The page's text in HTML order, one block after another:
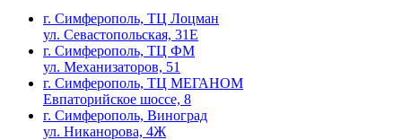
г. Симферополь, ТЦ Лоцман
ул. Севастопольская, 31Е
г. Симферополь, ТЦ ФМ
ул. Механизаторов, 51
г. Симферополь, ТЦ МЕГАНОМ
Евпаторийское шоссе, 8
г. Симферополь, Виноград
ул. Никанорова, 4Ж